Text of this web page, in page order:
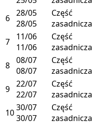
6 28/05
28/05
Część
zasadnicza
7
11/06
11/06
Część
zasadnicza
8 08/07
08/07
Część
zasadnicza
9 22/07
22/07
Część
zasadnicza
1030/07
30/07
Część
zasadnicza